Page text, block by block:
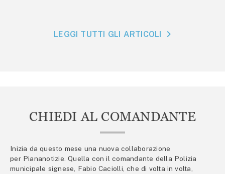
LEGGI TUTTI GLI ARTICOLI
CHIEDI AL COMANDANTE
Inizia da questo mese una nuova collaborazione
per Piananotizie. Quella con il comandante della Polizia
municipale signese, Fabio Caciolli, che di volta in volta,